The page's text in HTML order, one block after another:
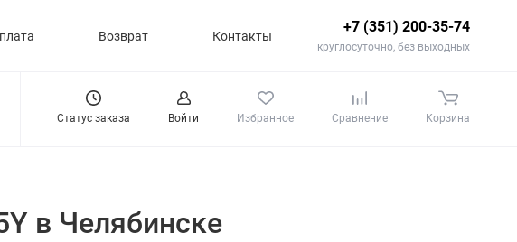
Возврат Контакты
+7 (351) 200-35-74
круглосуточно, без выходных
Статус заказа Войти Избранное Сравнение Корзина
в Челябинске